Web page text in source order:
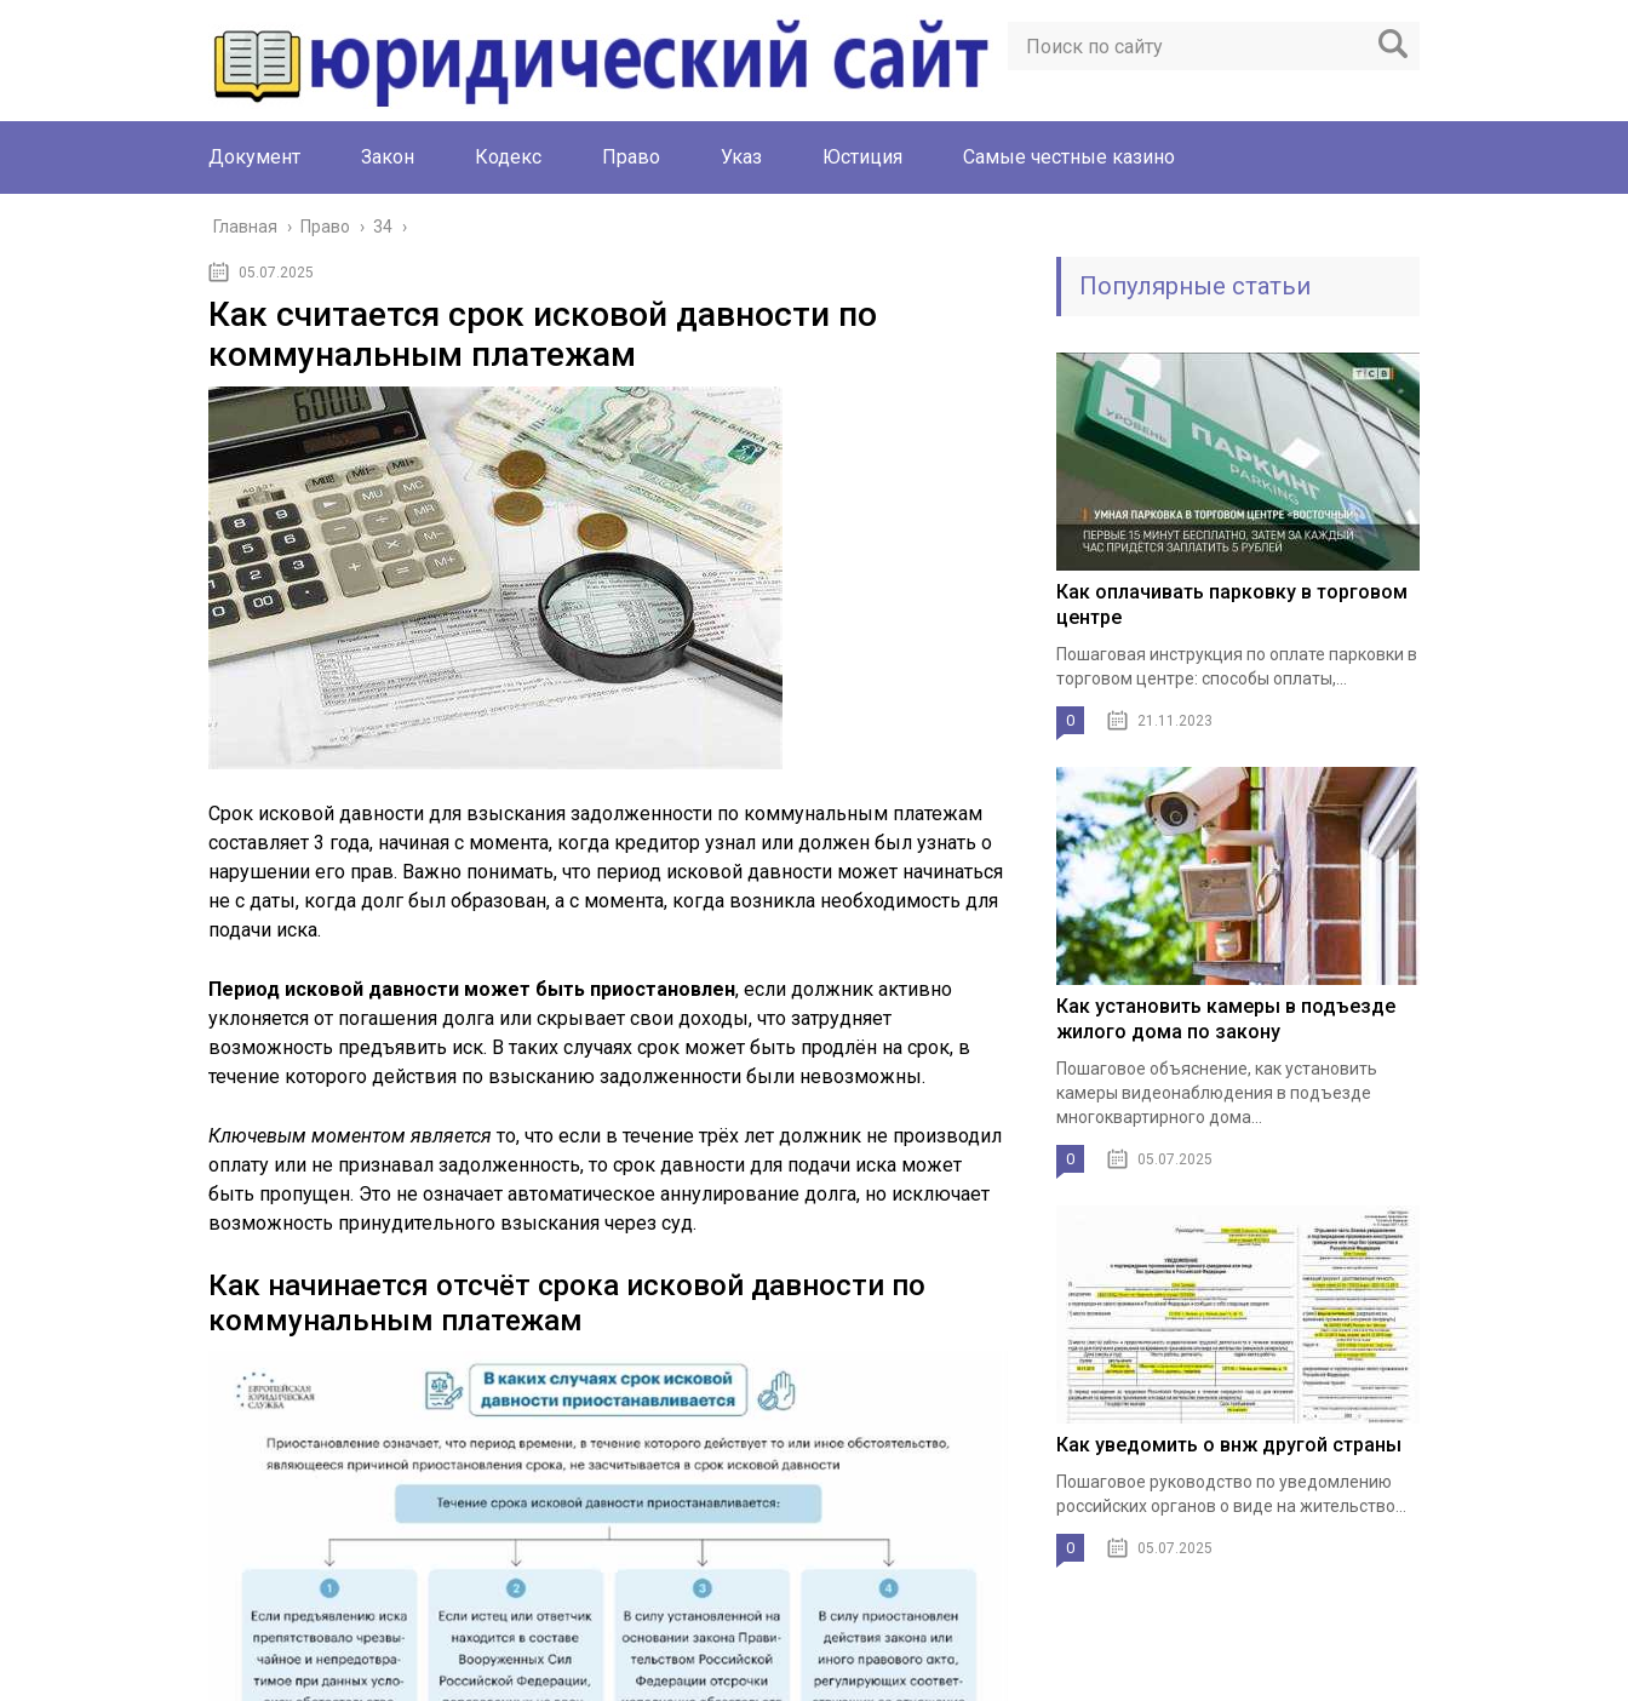
Документ Закон Кодекс Право Указ Юстиция Cамые честные казино
Главная › Право › 34 ›
05.07.2025
Как считается срок исковой давности по
коммунальным платежам
Срок исковой давности для взыскания задолженности по коммунальным платежам
составляет 3 года, начиная с момента, когда кредитор узнал или должен был узнать о
нарушении его прав. Важно понимать, что период исковой давности может начинаться
не с даты, когда долг был образован, а с момента, когда возникла необходимость для
подачи иска.
Период исковой давности может быть приостановлен, если должник активно
уклоняется от погашения долга или скрывает свои доходы, что затрудняет
возможность предъявить иск. В таких случаях срок может быть продлён на срок, в
течение которого действия по взысканию задолженности были невозможны.
Ключевым моментом является то, что если в течение трёх лет должник не производил
оплату или не признавал задолженность, то срок давности для подачи иска может
быть пропущен. Это не означает автоматическое аннулирование долга, но исключает
возможность принудительного взыскания через суд.
Как начинается отсчёт срока исковой давности по
коммунальным платежам
Популярные статьи
Как оплачивать парковку в торговом
центре
Пошаговая инструкция по оплате парковки в
торговом центре: способы оплаты,...
0 21.11.2023
Как установить камеры в подъезде
жилого дома по закону
Пошаговое объяснение, как установить
камеры видеонаблюдения в подъезде
многоквартирного дома...
0 05.07.2025
Как уведомить о внж другой страны
Пошаговое руководство по уведомлению
российских органов о виде на жительство...
0 05.07.2025